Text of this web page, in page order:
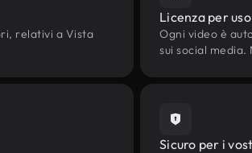
relativi a Vista
Licenza per
Ogni video è
sui social
Sicuro per i